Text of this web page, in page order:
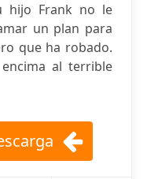
hijo Frank no le
un plan para
que ha robado.
al terrible